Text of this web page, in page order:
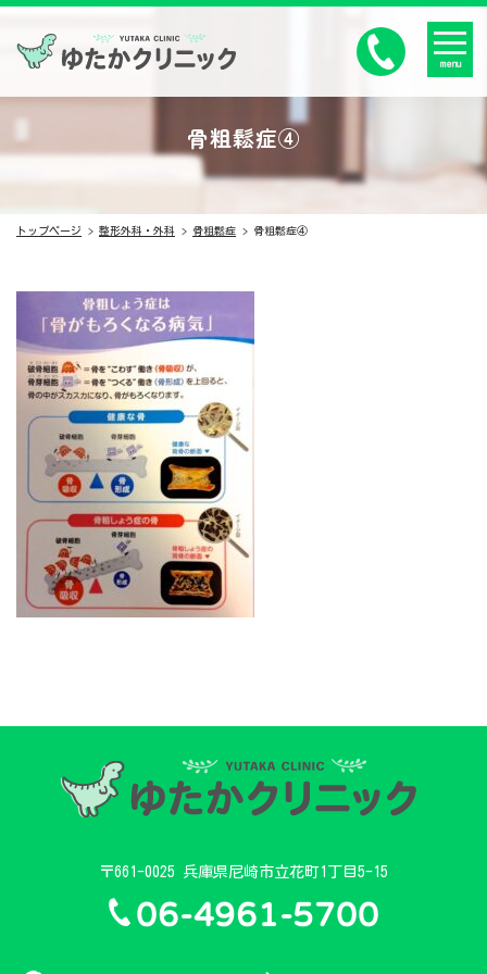
menu
骨粗鬆症④
トップページ 整形外科・外科 骨粗鬆症 骨粗鬆症④
〒661-0025 兵庫県尼崎市立花町1丁目5-15
06-4961-5700